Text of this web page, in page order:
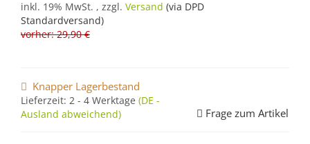
inkl. 19% MwSt. , zzgl. Versand (via DPD
Standardversand)
vorher: 29,90 €
Knapper Lagerbestand
Lieferzeit: 2 - 4 Werktage (DE -
Ausland abweichend)
Frage zum Artikel